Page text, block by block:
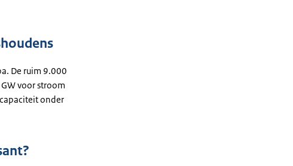
De ruim 9.000
voor stroom
onder